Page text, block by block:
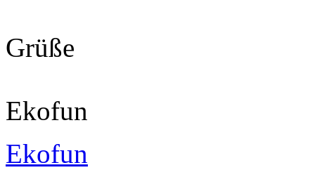
Grüße
Ekofun
Ekofun